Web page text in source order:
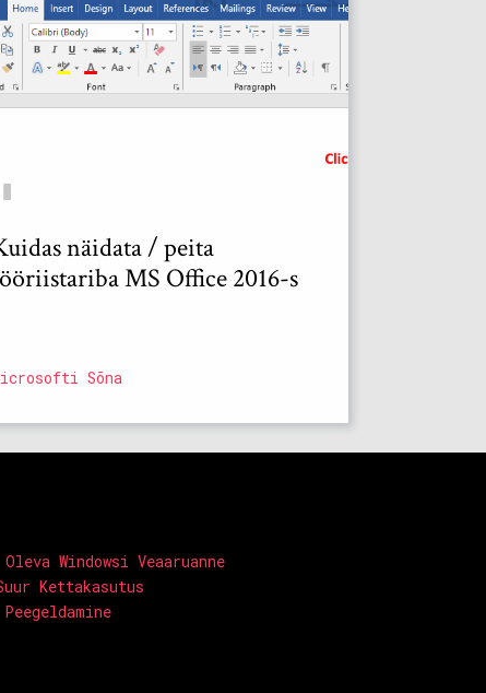
näidata / peita
MS Office 2016-s
Sõna
Windowsi Veaaruanne
Kettakasutus